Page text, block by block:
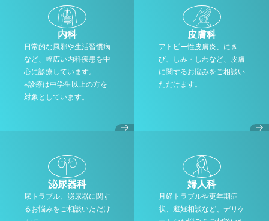
内科
日常的な風邪や生活習慣病
など、幅広い内科疾患を中
心に診療しています。
※診療は中学生以上の方を
対象としています。
皮膚科
アトピー性皮膚炎、にき
び、しみ・しわなど、皮膚
に関するお悩みをご相談い
ただけます。
泌尿器科
尿トラブル、泌尿器に関す
るお悩みをご相談いただけ
婦人科
月経トラブルや更年期症
状、避妊相談など、デリケ